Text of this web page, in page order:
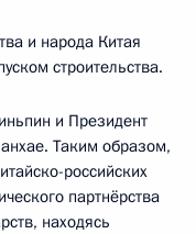
и народа Китая
строительства.
и Президент
Таким образом,
российских
партнёрства
находясь